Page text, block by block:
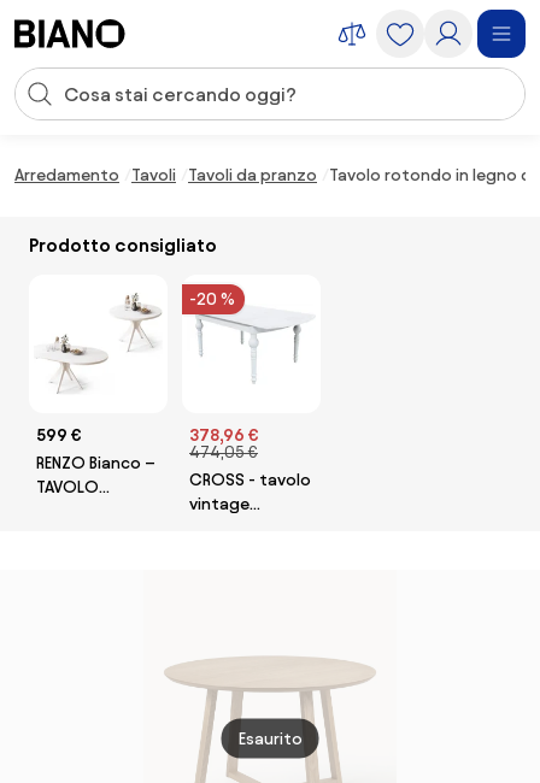
Input della ricerca
Arredamento Tavoli Tavoli da pranzo Tavolo rotondo in legno di
Prodotto consigliato
599 €
RENZO Bianco –
TAVOLO
-20 %
378,96 €
474,05 €
CROSS - tavolo
vintage
Esaurito